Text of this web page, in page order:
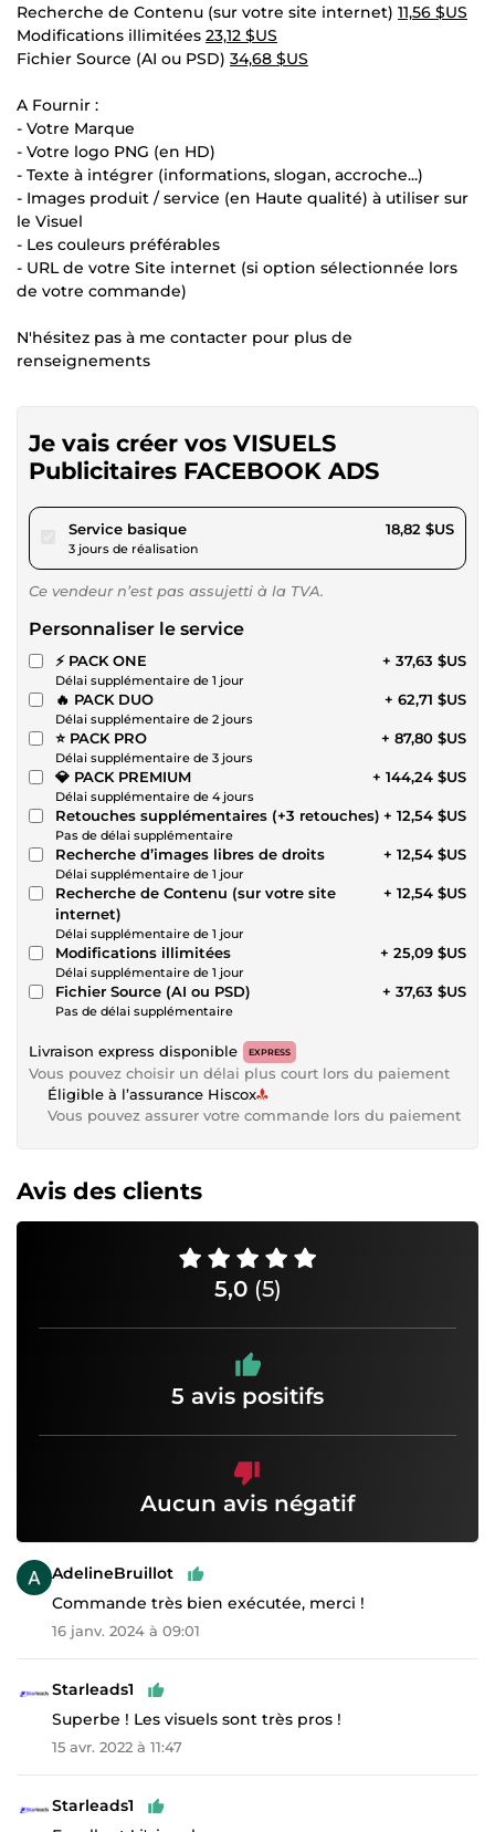
Recherche de Contenu (sur votre site internet) 11,56 $US
Modifications illimitées 23,12 $US
Fichier Source (AI ou PSD) 34,68 $US
A Fournir :
- Votre Marque
- Votre logo PNG (en HD)
- Texte à intégrer (informations, slogan, accroche...)
- Images produit / service (en Haute qualité) à utiliser sur
le Visuel
- Les couleurs préférables
- URL de votre Site internet (si option sélectionnée lors
de votre commande)
N'hésitez pas à me contacter pour plus de
renseignements
Je vais créer vos VISUELS
Publicitaires FACEBOOK ADS
Service basiquepour 17,34 $US
3 jours de réalisation
18,82 $US
Ce vendeur n’est pas assujetti à la TVA.
Personnaliser le service
⚡️ PACK ONE
Délai supplémentaire de 1 jour
+ 37,63 $US
🔥 PACK DUO
Délai supplémentaire de 2 jours
+ 62,71 $US
⭐️ PACK PRO
Délai supplémentaire de 3 jours
+ 87,80 $US
💎 PACK PREMIUM
Délai supplémentaire de 4 jours
+ 144,24 $US
Retouches supplémentaires (+3 retouches)
Pas de délai supplémentaire
+ 12,54 $US
Recherche d’images libres de droits
Délai supplémentaire de 1 jour
+ 12,54 $US
Recherche de Contenu (sur votre site
internet)
Délai supplémentaire de 1 jour
+ 12,54 $US
Modifications illimitées
Délai supplémentaire de 1 jour
+ 25,09 $US
Fichier Source (AI ou PSD)
Pas de délai supplémentaire
+ 37,63 $US
Livraison express disponible EXPRESS
Vous pouvez choisir un délai plus court lors du paiement
Éligible à l’assurance Hiscox
Vous pouvez assurer votre commande lors du paiement
Avis des clients
5,0 (5)
5 avis positifs
Aucun avis négatif
AdelineBruillot
Commande très bien exécutée, merci !
16 janv. 2024 à 09:01
Starleads1
Superbe ! Les visuels sont très pros !
15 avr. 2022 à 11:47
Starleads1